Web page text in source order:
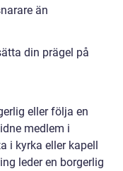
än
din prägel på
eller följa en
medlem i
i kyrka eller kapell
leder en borgerlig